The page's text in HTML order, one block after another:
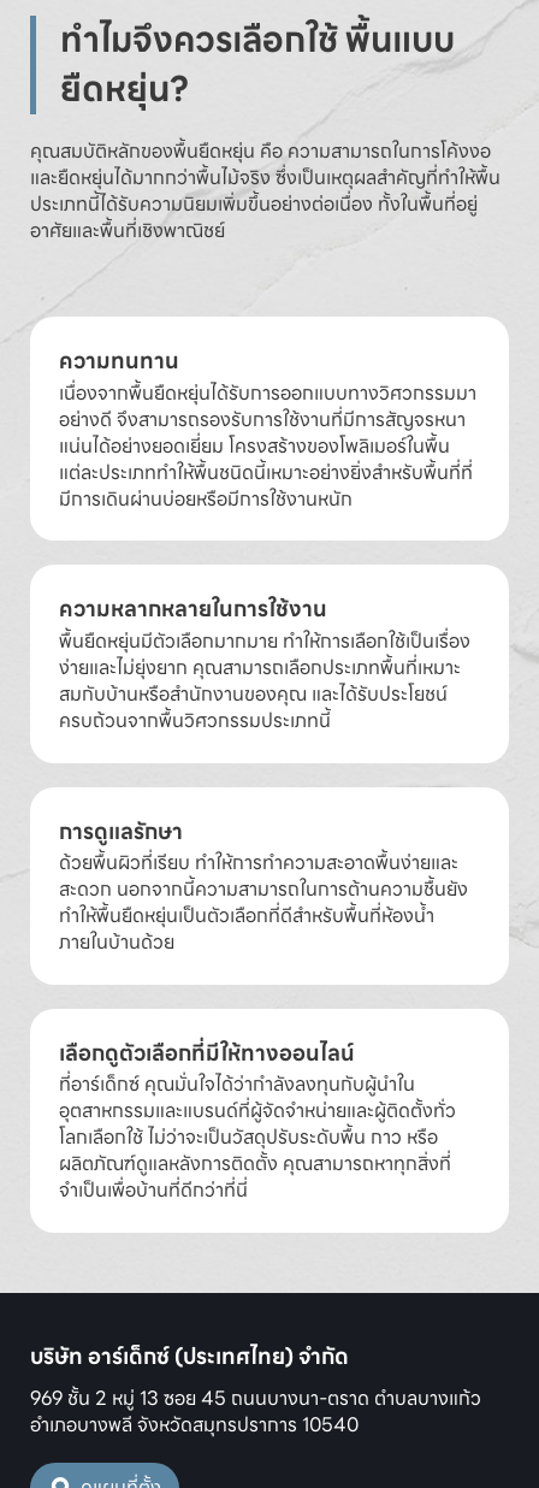
ทำไมจึงควรเลือกใช้ พื้นแบบ
ยืดหยุ่น?
คุณสมบัติหลักของพื้นยืดหยุ่น คือ ความสามารถในการโค้งงอ
และยืดหยุ่นได้มากกว่าพื้นไม้จริง ซึ่งเป็นเหตุผลสำคัญที่ทำให้พื้น
ประเภทนี้ได้รับความนิยมเพิ่มขึ้นอย่างต่อเนื่อง ทั้งในพื้นที่อยู่
อาศัยและพื้นที่เชิงพาณิชย์
ความทนทาน
เนื่องจากพื้นยืดหยุ่นได้รับการออกแบบทางวิศวกรรมมา
อย่างดี จึงสามารถรองรับการใช้งานที่มีการสัญจรหนา
แน่นได้อย่างยอดเยี่ยม โครงสร้างของโพลิเมอร์ในพื้น
แต่ละประเภททำให้พื้นชนิดนี้เหมาะอย่างยิ่งสำหรับพื้นที่ที่
มีการเดินผ่านบ่อยหรือมีการใช้งานหนัก
ความหลากหลายในการใช้งาน
พื้นยืดหยุ่นมีตัวเลือกมากมาย ทำให้การเลือกใช้เป็นเรื่อง
ง่ายและไม่ยุ่งยาก คุณสามารถเลือกประเภทพื้นที่เหมาะ
สมกับบ้านหรือสำนักงานของคุณ และได้รับประโยชน์
ครบถ้วนจากพื้นวิศวกรรมประเภทนี้
การดูแลรักษา
ด้วยพื้นผิวที่เรียบ ทำให้การทำความสะอาดพื้นง่ายและ
สะดวก นอกจากนี้ความสามารถในการต้านความชื้นยัง
ทำให้พื้นยืดหยุ่นเป็นตัวเลือกที่ดีสำหรับพื้นที่ห้องน้ำ
ภายในบ้านด้วย
เลือกดูตัวเลือกที่มีให้ทางออนไลน์
ที่อาร์เด็กซ์ คุณมั่นใจได้ว่ากำลังลงทุนกับผู้นำใน
อุตสาหกรรมและแบรนด์ที่ผู้จัดจำหน่ายและผู้ติดตั้งทั่ว
โลกเลือกใช้ ไม่ว่าจะเป็นวัสดุปรับระดับพื้น กาว หรือ
ผลิตภัณฑ์ดูแลหลังการติดตั้ง คุณสามารถหาทุกสิ่งที่
จำเป็นเพื่อบ้านที่ดีกว่าที่นี่
บริษัท อาร์เด็กซ์ (ประเทศไทย) จำกัด
969 ชั้น 2 หมู่ 13 ซอย 45 ถนนบางนา-ตราด ตำบลบางแก้ว
อำเภอบางพลี จังหวัดสมุทรปราการ 10540